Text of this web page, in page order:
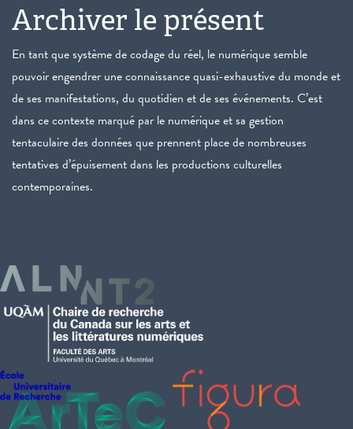
Archiver le présent
En tant que système de codage du réel, le numérique semble
pouvoir engendrer une connaissance quasi-exhaustive du monde et
de ses manifestations, du quotidien et de ses événements. C’est
dans ce contexte marqué par le numérique et sa gestion
tentaculaire des données que prennent place de nombreuses
tentatives d’épuisement dans les productions culturelles
contemporaines.